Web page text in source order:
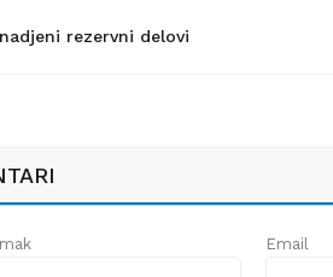
rezervni delovi
Email